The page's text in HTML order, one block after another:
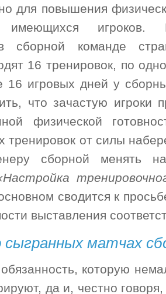
для повышения
имеющихся игроков.
сборной команде
16 тренировок, по
16 игровых дней у
что зачастую игроки
физической
тренировок от силы
сборной менять
сводится к
выставления
матчах
которую
да и, честно